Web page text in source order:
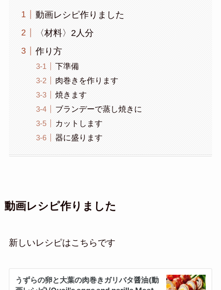
動画レシピ作りました
〈材料〉2人分
作り方
下準備
肉巻きを作ります
焼きます
ブランデーで蒸し焼きに
カットします
器に盛ります
動画レシピ作りました
新しいレシピはこちらです